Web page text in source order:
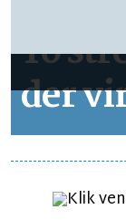
To
der